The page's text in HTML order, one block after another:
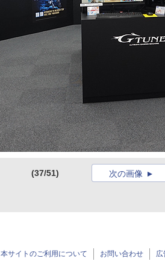
(37/51) 次の画像
本サイトのご利用について お問い合わせ 広